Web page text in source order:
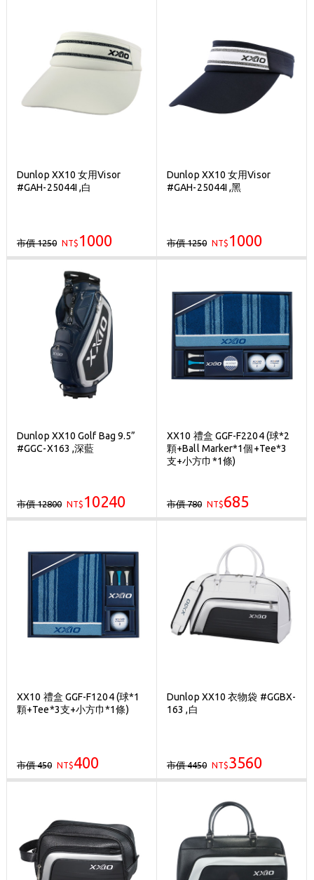
Dunlop XX10 女用Visor
#GAH-25044I ,白
市價 1250 NT$ 1000
Dunlop XX10 女用Visor
#GAH-25044I ,黑
市價 1250 NT$ 1000
Dunlop XX10 Golf Bag 9.5”
#GGC-X163 ,深藍
市價 12800 NT$ 10240
XX10 禮盒 GGF-F2204 (球*2
顆+Ball Marker*1個+Tee*3
支+小方巾*1條)
市價 780 NT$685
XX10 禮盒 GGF-F1204 (球*1
顆+Tee*3支+小方巾*1條)
市價 450 NT$400
Dunlop XX10 衣物袋 #GGBX-
163 ,白
市價 4450 NT$3560